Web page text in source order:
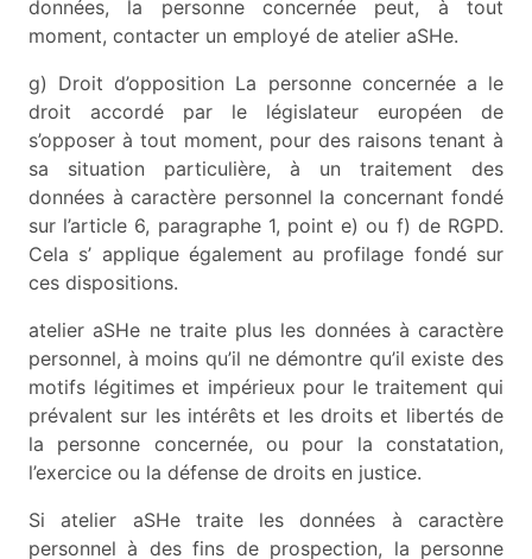
données, la personne concernée peut, à tout
moment, contacter un employé de atelier aSHe.
g) Droit d’opposition La personne concernée a le
droit accordé par le législateur européen de
s’opposer à tout moment, pour des raisons tenant à
sa situation particulière, à un traitement des
données à caractère personnel la concernant fondé
sur l’article 6, paragraphe 1, point e) ou f) de RGPD.
Cela s’ applique également au profilage fondé sur
ces dispositions.
atelier aSHe ne traite plus les données à caractère
personnel, à moins qu’il ne démontre qu’il existe des
motifs légitimes et impérieux pour le traitement qui
prévalent sur les intérêts et les droits et libertés de
la personne concernée, ou pour la constatation,
l’exercice ou la défense de droits en justice.
Si atelier aSHe traite les données à caractère
personnel à des fins de prospection, la personne